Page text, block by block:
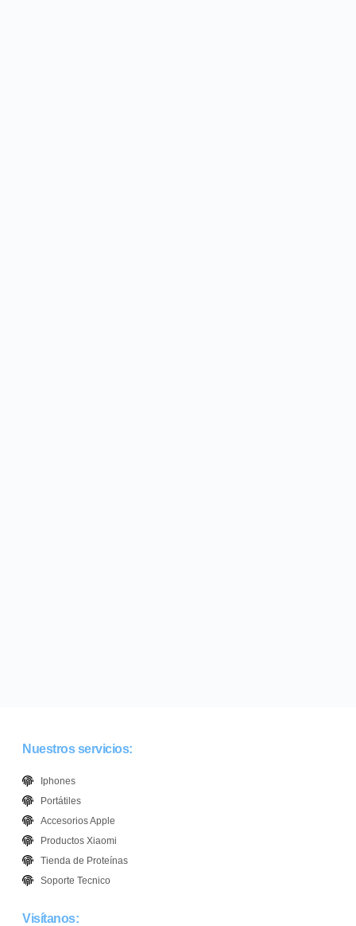
Nuestros servicios:
Iphones
Portátiles
Accesorios Apple
Productos Xiaomi
Tienda de Proteínas
Soporte Tecnico
Visítanos: